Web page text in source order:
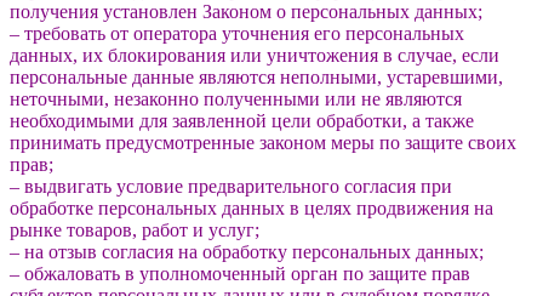
получения установлен Законом о персональных данных;
– требовать от оператора уточнения его персональных
данных, их блокирования или уничтожения в случае, если
персональные данные являются неполными, устаревшими,
неточными, незаконно полученными или не являются
необходимыми для заявленной цели обработки, а также
принимать предусмотренные законом меры по защите своих
прав;
– выдвигать условие предварительного согласия при
обработке персональных данных в целях продвижения на
рынке товаров, работ и услуг;
– на отзыв согласия на обработку персональных данных;
– обжаловать в уполномоченный орган по защите прав